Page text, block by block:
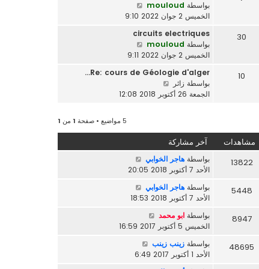
م
ش
ر
ك
ة
آ
خ
ر
م
ش
ر
ة
بواسطة mouloud
ا
د
خ
ر
ش
ة
الخميس 2 جوان 2022 9:10
30
circuits electriques
بواسطة mouloud
ا
د
خ
ر
ك
ة
الخميس 2 جوان 2022 9:11
10
Re: cours de Géologie d'alger…
بواسطة زائر
ا
م
ش
ر
ك
ة
الجمعة 26 أكتوبر 2018 12:08
5 مواضيع • صفحة 1 من 1
مشاهدات آخر مشاركة
13822 بواسطة هاجر الخوابي
الأحد 7 أكتوبر 2018 20:05
5448 بواسطة هاجر الخوابي
الأحد 7 أكتوبر 2018 18:53
8947 بواسطة ابو محمد
الخميس 5 أكتوبر 2017 16:59
48695 بواسطة زينب زينب
الأحد 1 أكتوبر 2017 6:49